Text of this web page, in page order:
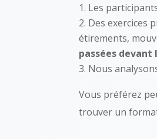
Les
Des exercices
étirements,
passées devant
Nous
Vous préférez
trouver un